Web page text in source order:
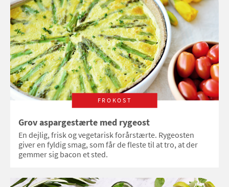
FROKOST
Grov aspargestærte med rygeost
En dejlig, frisk og vegetarisk forårstærte. Rygeosten
giver en fyldig smag, som får de fleste til at tro, at der
gemmer sig bacon et sted.